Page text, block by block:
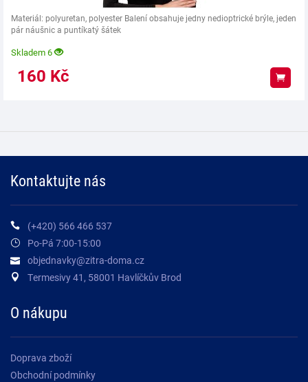
Materiál: polyuretan, polyester Balení obsahuje jedny nedioptrické brýle, jeden
pár náušnic a puntíkatý šátek
Skladem 6
160 Kč
Kontaktujte nás
(+420) 566 466 537
Po-Pá 7:00-15:00
objednavky@zitra-doma.cz
Termesivy 41, 58001 Havlíčkův Brod
O nákupu
Doprava zboží
Obchodní podmínky